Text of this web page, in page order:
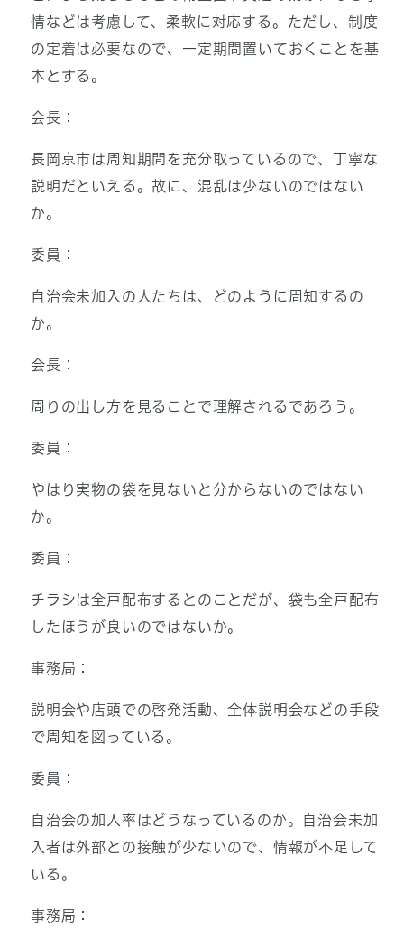
情などは考慮して、柔軟に対応する。ただし、制度
の定着は必要なので、一定期間置いておくことを基
本とする。
会長：
長岡京市は周知期間を充分取っているので、丁寧な
説明だといえる。故に、混乱は少ないのではない
か。
委員：
自治会未加入の人たちは、どのように周知するの
か。
会長：
周りの出し方を見ることで理解されるであろう。
委員：
やはり実物の袋を見ないと分からないのではない
か。
委員：
チラシは全戸配布するとのことだが、袋も全戸配布
したほうが良いのではないか。
事務局：
説明会や店頭での啓発活動、全体説明会などの手段
で周知を図っている。
委員：
自治会の加入率はどうなっているのか。自治会未加
入者は外部との接触が少ないので、情報が不足して
いる。
事務局：